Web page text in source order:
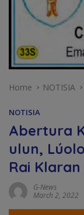
Home NOTISIA
NOTISIA
Abertura
ulun,
Rai Klaran
G-News
March 2, 2022